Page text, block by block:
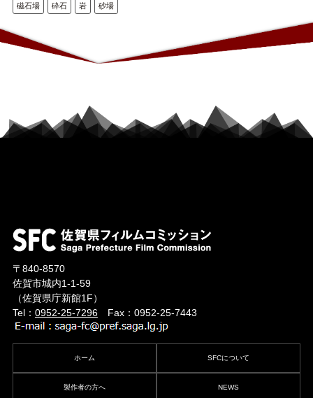
磁石場 砕石 岩 砂場
〒840-8570
佐賀市城内1-1-59
（佐賀県庁新館1F）
Tel： 0952-25-7296Fax：0952-25-7443
ホーム SFCについて
製作者の方へ NEWS